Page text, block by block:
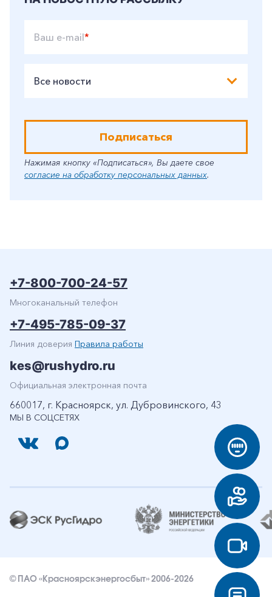
Ваш e-mail*
Все новости
Подписаться
Нажимая кнопку «Подписаться», Вы даете свое
согласие на обработку персональных данных.
МЫ В СОЦСЕТЯХ
+7-800-700-24-57
Многоканальный телефон
+7-495-785-09-37
Линия доверия Правила работы
kes@rushydro.ru
Официальная электронная почта
660017, г. Красноярск, ул. Дубровинского, 43
© ПАО «Красноярскэнергосбыт» 2006-2026